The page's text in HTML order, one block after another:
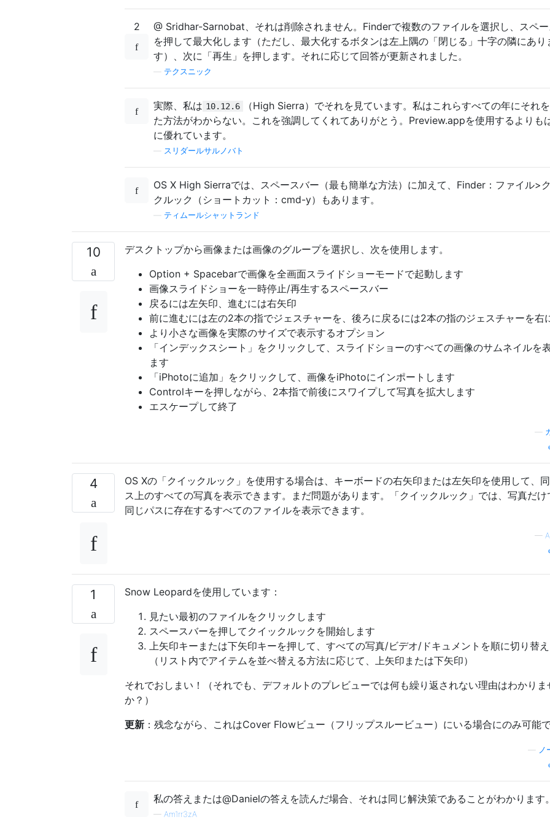
2
@ Sridhar-Sarnobat、それは削除されません。Finderで複数のファイルを選択し、スペ
を押して最大化します（ただし、最大化するボタンは左上隅の「閉じる」十字の隣にあり
す）、次に「再生」を押します。それに応じて回答が更新されました。
テクスニック
実際、私は 10.12.6
（High Sierra）でそれを見ています。私はこれらすべての年にそれ
た方法がわからない。これを強調してくれてありがとう。Preview.appを使用するよりも
に優れています。
スリダールサルノバト
OS X High Sierraでは、スペースバー（最も簡単な方法）に加えて、Finder：ファイル>
クルック（ショートカット：cmd-y）もあります。
ティムールシャットランド
10
デスクトップから画像または画像のグループを選択し、次を使用します。
Option + Spacebarで画像を全画面スライドショーモードで起動します
画像スライドショーを一時停止/再生するスペースバー
戻るには左矢印、進むには右矢印
前に進むには左の2本の指でジェスチャーを、後ろに戻るには2本の指のジェスチャーを右
より小さな画像を実際のサイズで表示するオプション
「インデックスシート」をクリックして、スライドショーのすべての画像のサムネイルを
ます
「iPhotoに追加」をクリックして、画像をiPhotoにインポートします
Controlキーを押しながら、2本指で前後にスワイプして写真を拡大します
エスケープして終了
4
OS Xの「クイックルック」を使用する場合は、キーボードの右矢印または左矢印を使用して、
ス上のすべての写真を表示できます。まだ問題があります。「クイックルック」では、写真だけ
同じパスに存在するすべてのファイルを表示できます。
—
1
Snow Leopardを使用しています：
見たい最初のファイルをクリックします
スペースバーを押してクイックルックを開始します
上矢印キーまたは下矢印キーを押して、すべての写真/ビデオ/ドキュメントを順に切り替
（リスト内でアイテムを並べ替える方法に応じて、上矢印または下矢印）
それでおしまい！（それでも、デフォルトのプレビューでは何も繰り返されない理由はわかりま
か？）
更新 ：残念ながら、これはCover Flowビュー（フリップスルービュー）にいる場合にのみ可能で
ノ
私の答えまたは@Danielの答えを読んだ場合、それは同じ解決策であることがわかります。
— Am1rr3zA